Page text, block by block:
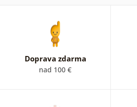
Doprava zdarma
nad 100 €